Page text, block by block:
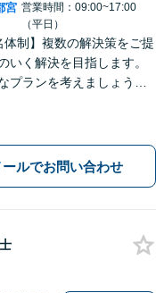
宮 営業時間：09:00~17:00
（平日）
体制】複数の解決策をご提
いく解決を目指します。
プランを考えましょう。
場あり】【当日・夜間・
ールでお問い合わせ